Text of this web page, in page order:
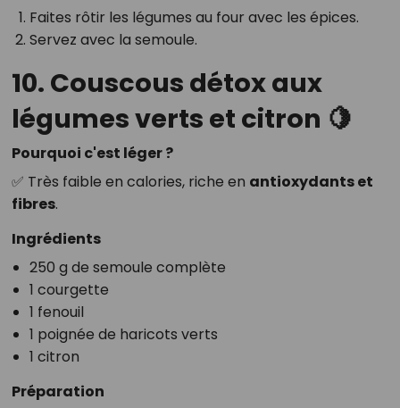
Faites rôtir les légumes au four avec les épices.
Servez avec la semoule.
10. Couscous détox aux
légumes verts et citron 🍋
Pourquoi c'est léger ?
✅ Très faible en calories, riche en antioxydants et
fibres.
Ingrédients
250 g de semoule complète
1 courgette
1 fenouil
1 poignée de haricots verts
1 citron
Préparation